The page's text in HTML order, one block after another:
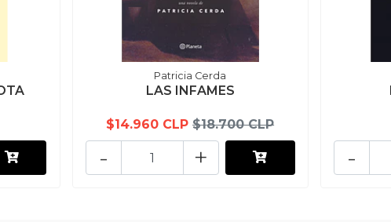
Patricia Cerda
LAS INFAMES
$14.960 CLP $18.700 CLP
- + -